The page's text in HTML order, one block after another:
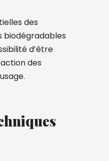
des
biodégradables
d’être
des